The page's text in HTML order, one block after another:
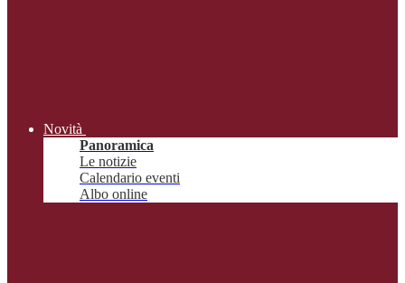
Novità
Panoramica
Le notizie
Calendario eventi
Albo online